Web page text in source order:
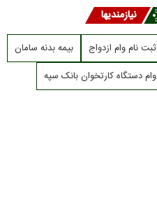
نیازمندیها
ثبت نام وام ازدواج
بیمه بدنه سامان
وام دستگاه کارتخوان بانک سپه